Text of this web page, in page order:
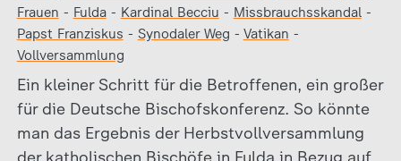
Frauen - Fulda- Kardinal Becciu - Missbrauchsskandal-
Papst Franziskus - Synodaler Weg - Vatikan -
Vollversammlung
Ein kleiner Schritt für die Betroffenen, ein großer
für die Deutsche Bischofskonferenz. So könnte
man das Ergebnis der Herbstvollversammlung